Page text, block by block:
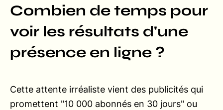
Combien de temps pour
voir les résultats d'une
présence en ligne ?
Cette attente irréaliste vient des publicités qui
promettent "10 000 abonnés en 30 jours" ou